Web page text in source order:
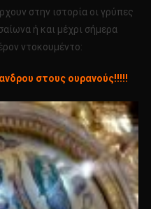
στην ιστορία οι γρύπες
ή και μέχρι σήμερα
ντοκουμέντο:
στους ουρανούς!!!!!